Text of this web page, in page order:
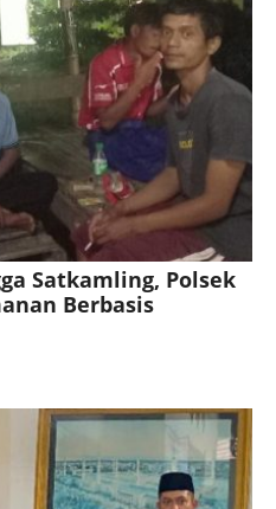
Satkamling, Polsek
Berbasis